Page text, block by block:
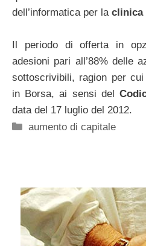
dell’informatica per la clinica
Il periodo di offerta in
adesioni pari all’88% delle
sottoscrivibili, ragion per
in Borsa, ai sensi del
data del 17 luglio del 2012.
Categorie
aumento di capitale